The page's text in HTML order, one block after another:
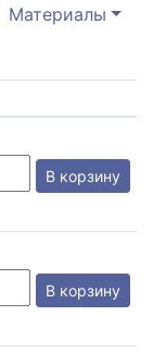
Материалы
В корзину
В корзину